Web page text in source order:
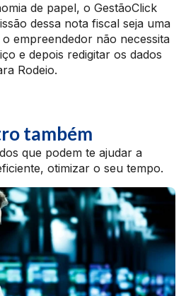
de papel, o GestãoClick
dessa nota fiscal seja uma
empreendedor não necessita
e depois redigitar os dados
Rodeio.
também
que podem te ajudar a
otimizar o seu tempo.